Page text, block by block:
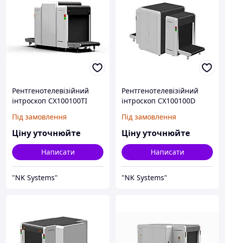
Рентгенотелевізійний
інтроскоп CX100100TI
Під замовлення
Ціну уточнюйте
Написати
"NK Systems"
Рентгенотелевізійний
інтроскоп CX100100D
Під замовлення
Ціну уточнюйте
Написати
"NK Systems"